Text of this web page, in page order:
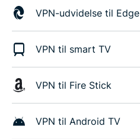
VPN-udvidelse til Edge
VPN til smart TV
VPN til Fire Stick
VPN til Android TV